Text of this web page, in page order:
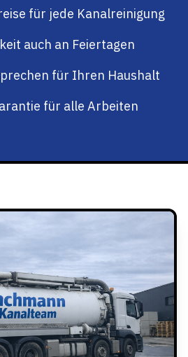
für jede Kanalreinigung
auch an Feiertagen
für Ihren Haushalt
für alle Arbeiten